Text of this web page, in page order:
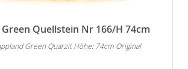
Quellstein Nr 166/H 74cm
Green Quarzit Höhe: 74cm Original